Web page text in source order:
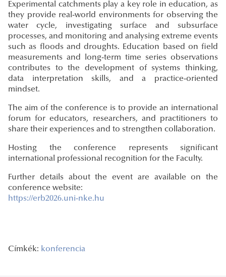
Experimental catchments play a key role in education, as
they provide real-world environments for observing the
water cycle, investigating surface and subsurface
processes, and monitoring and analysing extreme events
such as floods and droughts. Education based on field
measurements and long-term time series observations
contributes to the development of systems thinking,
data interpretation skills, and a practice-oriented
mindset.
The aim of the conference is to provide an international
forum for educators, researchers, and practitioners to
share their experiences and to strengthen collaboration.
Hosting the conference represents significant
international professional recognition for the Faculty.
Further details about the event are available on the
conference website:
https://erb2026.uni-nke.hu
Címkék: konferencia